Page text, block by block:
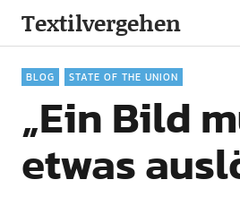
Textilvergehen
BLOG STATE OF THE UNION
„Ein Bild
etwas